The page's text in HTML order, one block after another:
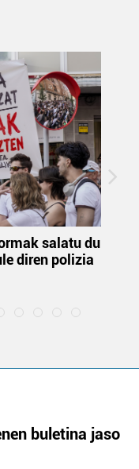
salatu du
diren polizia
buletina jaso